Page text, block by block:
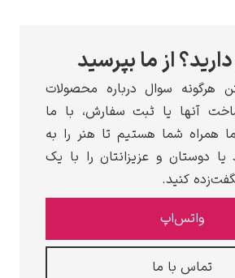
از ما بپرسید
هرگونه سوال درباره محصولات
آنها یا ثبت سفارش، با ما
همراه شما هستیم تا هنر را به
یا دوستان و عزیزانتان را با یک
کنید.
واتس‌اپ
تماس با ما